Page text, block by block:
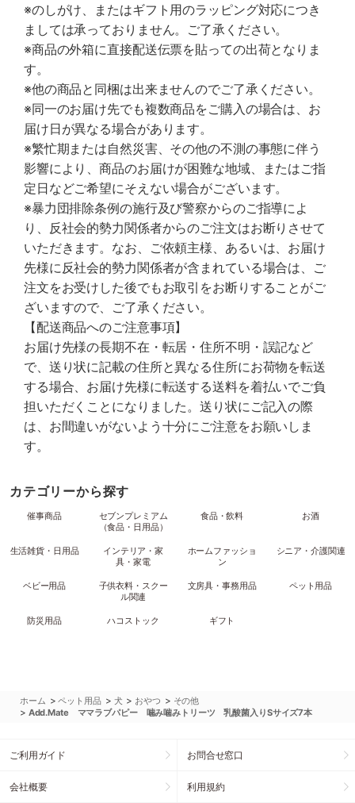
※のしがけ、またはギフト用のラッピング対応につき
ましては承っておりません。ご了承ください。
※商品の外箱に直接配送伝票を貼っての出荷となりま
す。
※他の商品と同梱は出来ませんのでご了承ください。
※同一のお届け先でも複数商品をご購入の場合は、お
届け日が異なる場合があります。
※繁忙期または自然災害、その他の不測の事態に伴う
影響により、商品のお届けが困難な地域、またはご指
定日などご希望にそえない場合がございます。
※暴力団排除条例の施行及び警察からのご指導によ
り、反社会的勢力関係者からのご注文はお断りさせて
いただきます。なお、ご依頼主様、あるいは、お届け
先様に反社会的勢力関係者が含まれている場合は、ご
注文をお受けした後でもお取引をお断りすることがご
ざいますので、ご了承ください。
【配送商品へのご注意事項】
お届け先様の長期不在・転居・住所不明・誤記など
で、送り状に記載の住所と異なる住所にお荷物を転送
する場合、お届け先様に転送する送料を着払いでご負
担いただくことになりました。送り状にご記入の際
は、お間違いがないよう十分にご注意をお願いしま
す。
カテゴリーから探す
催事商品
セブンプレミアム
（食品・日用品）
食品・飲料 お酒
生活雑貨・日用品
インテリア・家
具・家電
ホームファッショ
ン
シニア・介護関連
ベビー用品
子供衣料・スクー
ル関連
文房具・事務用品 ペット用品
防災用品 ハコストック ギフト
ホーム >ペット用品 > 犬 > おやつ > その他
> Add.Mate ママラブパピー 噛み噛みトリーツ 乳酸菌入りSサイズ7本
ご利用ガイド お問合せ窓口
会社概要 利用規約